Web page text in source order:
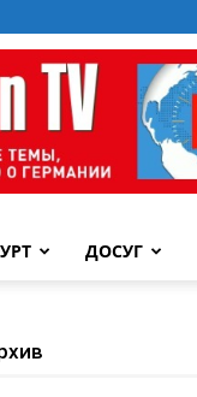
ДОСУГ